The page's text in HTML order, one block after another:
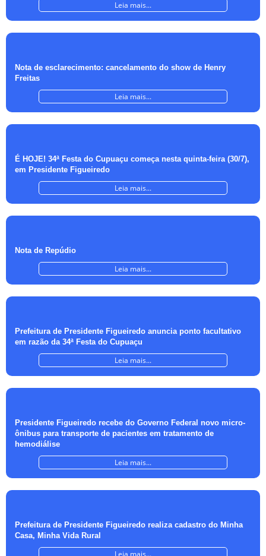
Leia mais...
Nota de esclarecimento: cancelamento do show de Henry
Freitas
Leia mais...
É HOJE! 34ª Festa do Cupuaçu começa nesta quinta-feira (30/7),
em Presidente Figueiredo
Leia mais...
Nota de Repúdio
Leia mais...
Prefeitura de Presidente Figueiredo anuncia ponto facultativo
em razão da 34ª Festa do Cupuaçu
Leia mais...
Presidente Figueiredo recebe do Governo Federal novo micro-
ônibus para transporte de pacientes em tratamento de
hemodiálise
Leia mais...
Prefeitura de Presidente Figueiredo realiza cadastro do Minha
Casa, Minha Vida Rural